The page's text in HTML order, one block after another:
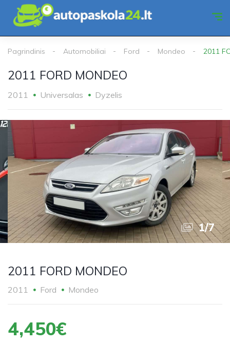
Pagrindinis Automobiliai Ford Mondeo 2011
2011 FORD MONDEO
2011 Universalas Dyzelis
1/7
2011 FORD MONDEO
2011 Ford Mondeo
4,450€